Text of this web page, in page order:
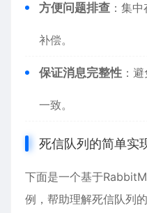
方便问题排查 ：集
补偿。
保证消息完整性 ：
一致。
死信队列的简单实
下面是一个基于
例，帮助理解死信队列的